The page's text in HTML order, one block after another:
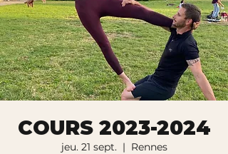
COURS 2023-2024
jeu. 21 sept.
  |
Rennes